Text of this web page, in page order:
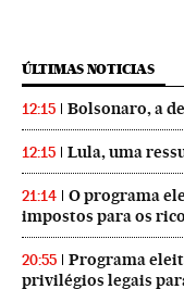
ÚLTIMAS NOTICIAS
12:15 Bolsonaro, a
12:15 Lula, uma
21:14
O programa
impostos para os
20:55
Programa
privilégios legais